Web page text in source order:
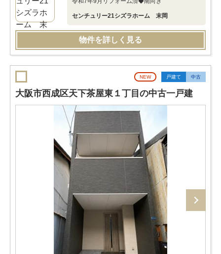
センチュリー21シズラホーム 末岡
物件を詳しく見る
NEW 戸建て 中古
大阪市西成区天下茶屋東１丁目の中古一戸建